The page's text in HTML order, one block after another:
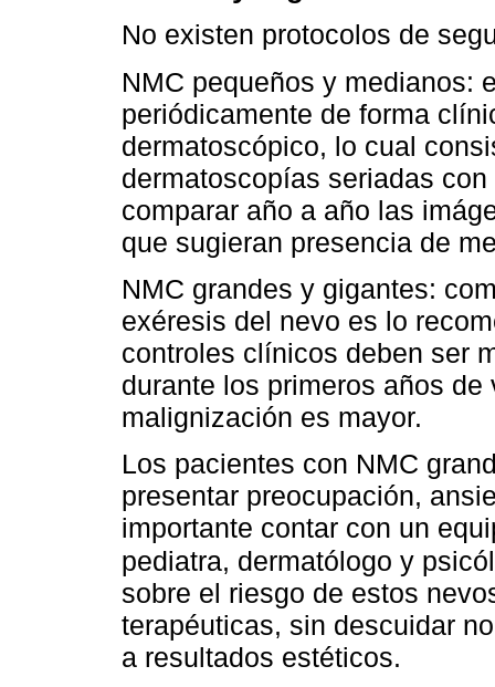
No existen protocolos de
NMC pequeños y medianos:
periódicamente de forma
dermatoscópico, lo cual
dermatoscopías seriadas
comparar año a año las
que sugieran presencia de
NMC grandes y gigantes:
exéresis del nevo es lo
controles clínicos deben ser
durante los primeros años
malignización es mayor.
Los pacientes con NMC
presentar preocupación,
importante contar con un
pediatra, dermatólogo y
sobre el riesgo de estos
terapéuticas, sin descuidar
a resultados estéticos.